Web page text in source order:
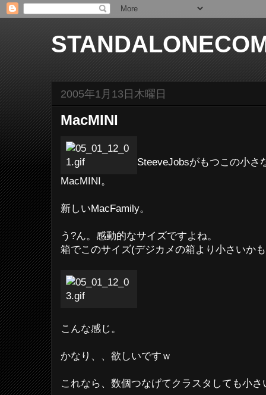
2005年1月13日木曜日
MacMINI
SteeveJobsがもつこの小さ
MacMINI。
新しいMacFamily。
う?ん。感動的なサイズですよね。
箱でこのサイズ(デジカメの箱より小さいか
こんな感じ。
かなり、、欲しいですｗ
これなら、数個つなげてクラスタしても小